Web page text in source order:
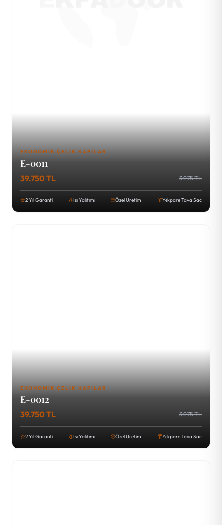
EKONOMIK ÇELIK KAPILAR
E-0011
39.750 TL 3.975 TL
2 Yıl Garanti Isı Yalıtımı Özel Üretim Yekpare Tava Sac
EKONOMIK ÇELIK KAPILAR
E-0012
39.750 TL 3.975 TL
2 Yıl Garanti Isı Yalıtımı Özel Üretim Yekpare Tava Sac